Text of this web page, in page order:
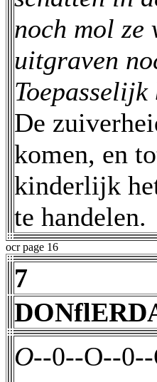
noch mol ze
uitgraven
Toepasselijk
De
komen, en
kinderlijk
te handelen.
ocr page 16
7
O--0--O--